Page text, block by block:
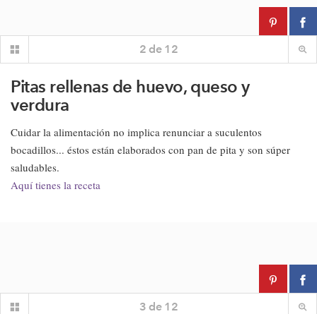
2 de 12
Pitas rellenas de huevo, queso y
verdura
Cuidar la alimentación no implica renunciar a suculentos
bocadillos... éstos están elaborados con pan de pita y son súper
saludables.
Aquí tienes la receta
3 de 12